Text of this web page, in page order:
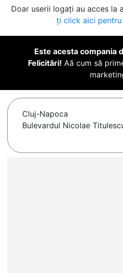
Doar userii logați au acces la
ți click aici pentru
Este acesta compania
Felicitări! Aă cum să
Cluj-Napoca
Bulevardul Nicolae